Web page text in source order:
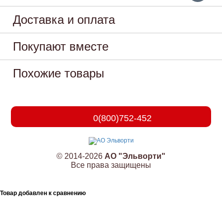
Доставка и оплата
Покупают вместе
Похожие товары
0(800)752-452
© 2014-2026 АО "Эльворти"
Все права защищены
Товар добавлен к сравнению